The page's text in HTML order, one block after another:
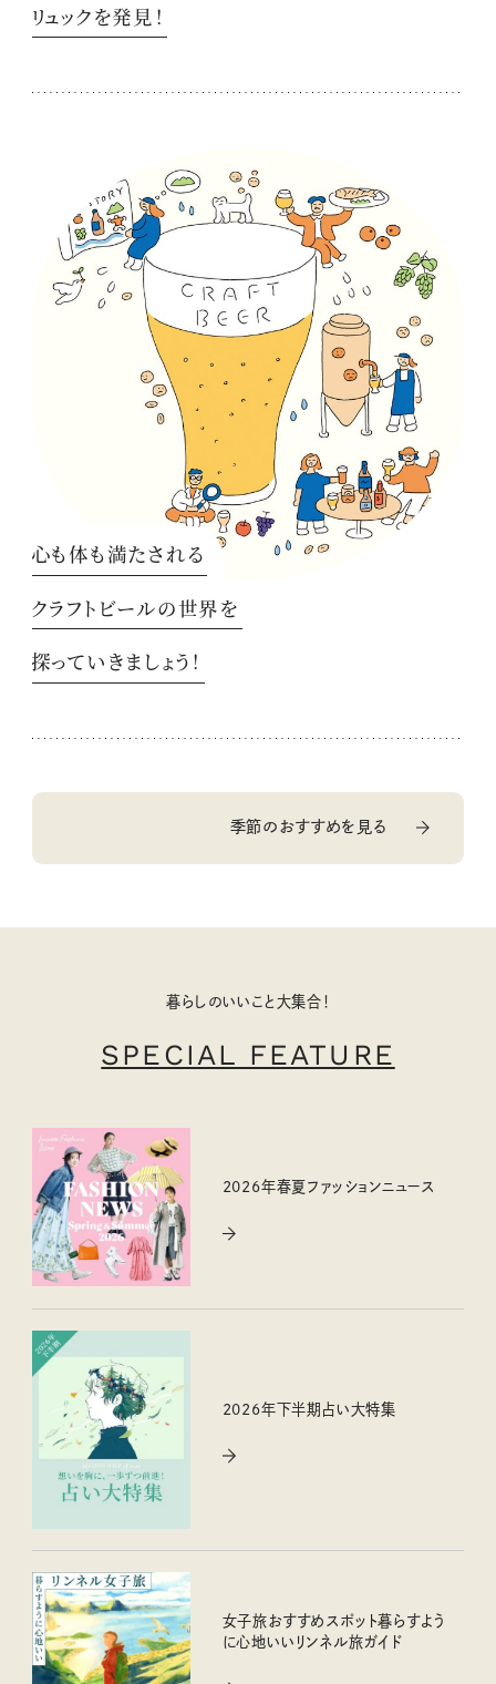
リュックを発見！
心も体も満たされる
クラフトビールの世界を
探っていきましょう！
季節のおすすめを見る
暮らしのいいこと大集合！
SPECIAL FEATURE
2026年春夏ファッションニュース
2026年下半期占い大特集
女子旅おすすめスポット暮らすよう
に心地いいリンネル旅ガイド